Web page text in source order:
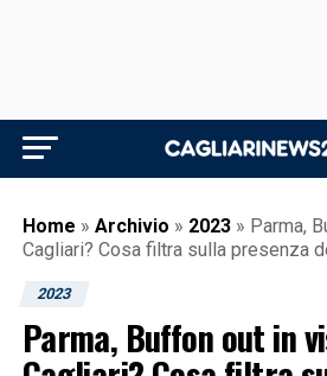
Home » Archivio » 2023 » Parma,
Cagliari? Cosa filtra sulla presenza
2023
Parma, Buffon out in